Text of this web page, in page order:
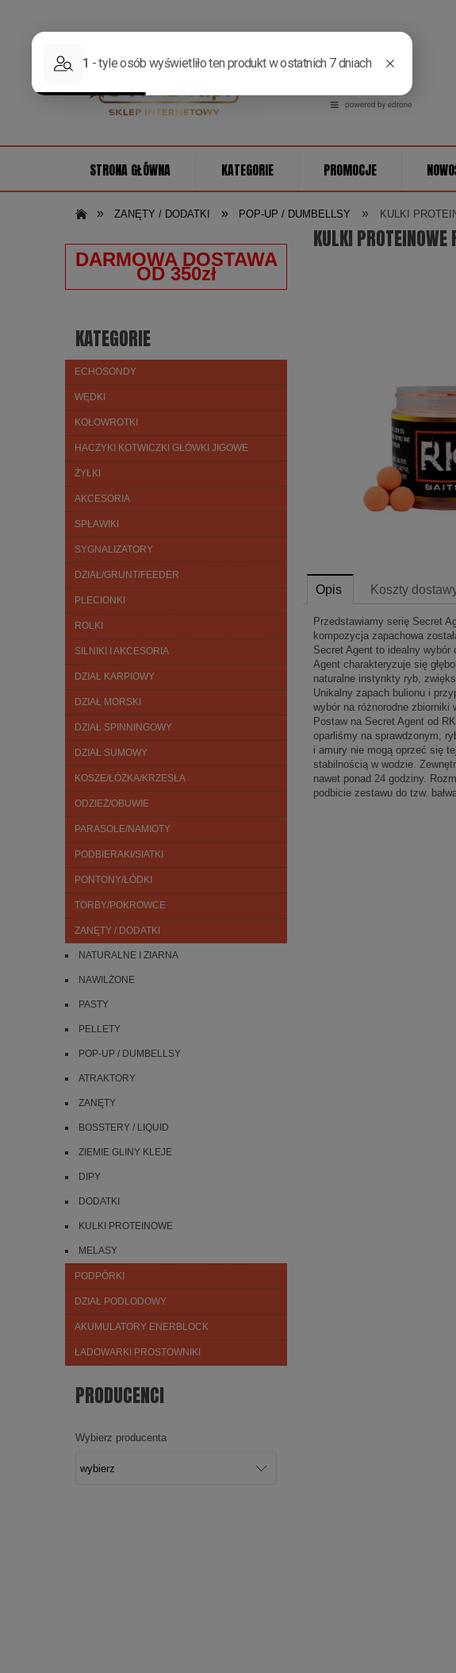
STRONA GŁÓWNA KATEGORIE PROMOCJE
» ZANĘTY / DODATKI » POP-UP / DUMBELLSY » KULKI
DARMOWA DOSTAWA
OD 350zł
KATEGORIE
ECHOSONDY
WĘDKI
KOŁOWROTKI
HACZYKI KOTWICZKI GŁÓWKI JIGOWE
ŻYŁKI
AKCESORIA
SPŁAWIKI
SYGNALIZATORY
DZIAŁ/GRUNT/FEEDER
PLECIONKI
ROLKI
SILNIKI I AKCESORIA
DZIAŁ KARPIOWY
DZIAŁ MORSKI
DZIAŁ SPINNINGOWY
DZIAŁ SUMOWY
KOSZE/ŁÓŻKA/KRZESŁA
ODZIEŻ/OBUWIE
PARASOLE/NAMIOTY
PODBIERAKI/SIATKI
PONTONY/ŁÓDKI
TORBY/POKROWCE
ZANĘTY / DODATKI
NATURALNE I ZIARNA
NAWILŻONE
PASTY
PELLETY
POP-UP / DUMBELLSY
ATRAKTORY
ZANĘTY
BOSSTERY / LIQUID
ZIEMIE GLINY KLEJE
DIPY
DODATKI
KULKI PROTEINOWE
MELASY
PODPÓRKI
DZIAŁ PODLODOWY
AKUMULATORY ENERBLOCK
ŁADOWARKI PROSTOWNIKI
PRODUCENCI
Wybierz producenta
KULKI
Opis Koszty
Przedstawiamy serię Secret
kompozycja zapachowa
Secret Agent to idealny
Agent charakteryzuje się
naturalne instynkty ryb,
Unikalny zapach bulionu i
wybór na różnorodne
Postaw na Secret Agent od
oparliśmy na sprawdzonym,
i amury nie mogą oprzeć się
stabilnością w wodzie.
nawet ponad 24 godziny.
podbicie zestawu do tzw.